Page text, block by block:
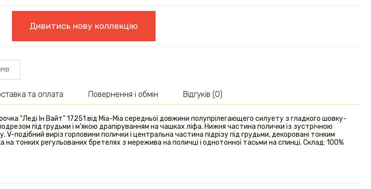
Дивитись нову коллекцію
"Леді Ін Вайт" 17251 від Mia-Mia середньої довжини полупрілегающего силуету з гладкого шовку-
під грудьми і м'якою драпіруванням на чашках ліфа. Нижня частина полички із зустрічною
V-подібний виріз горловини полички і центральна частина підрізу під грудьми, декоровані тонким
тонких регульованих бретелях з мережива на поличці і однотонної тасьми на спинці. Склад: 100%
та оплата Повернення і обмін Відгуків (0)